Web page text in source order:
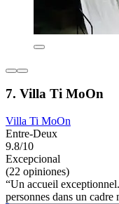
7. Villa Ti MoOn
Villa Ti MoOn
Entre-Deux
9.8/10
Excepcional
(22 opiniones)
“Un accueil
personnes dans un cadre